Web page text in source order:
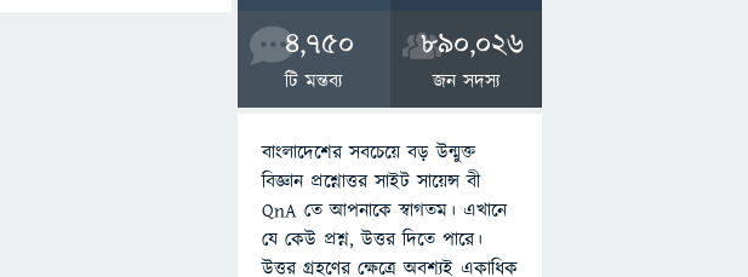
4,750
টি মন্তব্য
890,026
জন সদস্য
বাংলাদেশের সবচেয়ে বড় উন্মুক্ত
বিজ্ঞান প্রশ্নোত্তর সাইট সায়েন্স বী
QnA তে আপনাকে স্বাগতম। এখানে
যে কেউ প্রশ্ন, উত্তর দিতে পারে।
উত্তর গ্রহণের ক্ষেত্রে অবশ্যই একাধিক